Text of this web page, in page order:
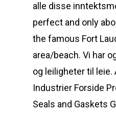
alle disse
perfect and only
the famous Fort
area/beach. Vi har
og leiligheter til leie.
Industrier Forside
Seals and Gaskets